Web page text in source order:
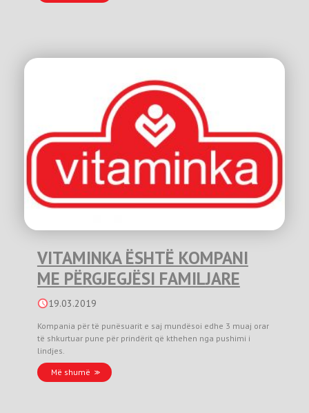
VITAMINKA ËSHTË KOMPANI
ME PËRGJEGJËSI FAMILJARE
19.03.2019
Kompania për të punësuarit e saj mundësoi edhe 3 muaj orar
të shkurtuar pune për prindërit që kthehen nga pushimi i
lindjes.
Më shumë